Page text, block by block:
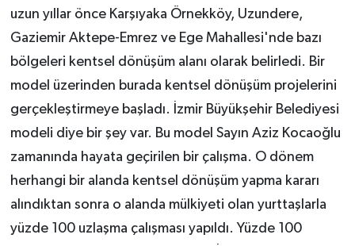
uzun yıllar önce Karşıyaka Örnekköy, Uzundere,
Gaziemir Aktepe-Emrez ve Ege Mahallesi'nde bazı
bölgeleri kentsel dönüşüm alanı olarak belirledi. Bir
model üzerinden burada kentsel dönüşüm projelerini
gerçekleştirmeye başladı. İzmir Büyükşehir Belediyesi
modeli diye bir şey var. Bu model Sayın Aziz Kocaoğlu
zamanında hayata geçirilen bir çalışma. O dönem
herhangi bir alanda kentsel dönüşüm yapma kararı
alındıktan sonra o alanda mülkiyeti olan yurttaşlarla
yüzde 100 uzlaşma çalışması yapıldı. Yüzde 100